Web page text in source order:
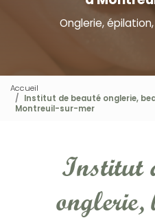
Onglerie,
Accueil
Institut de beauté onglerie,
Montreuil-sur-mer
Institut
onglerie,